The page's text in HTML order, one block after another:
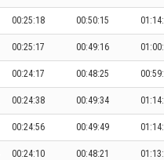
00:25:18 00:50:15
00:25:17 00:49:16
00:24:17 00:48:25
00:24:38 00:49:34
00:24:56 00:49:49
00:24:10 00:48:21